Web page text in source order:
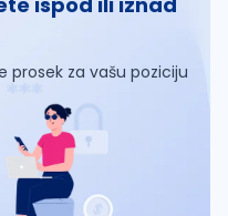
prosek za vašu poziciju